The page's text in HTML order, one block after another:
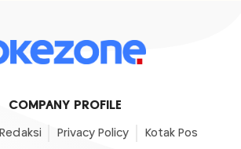
COMPANY PROFILE
Redaksi Privacy Policy Kotak Pos